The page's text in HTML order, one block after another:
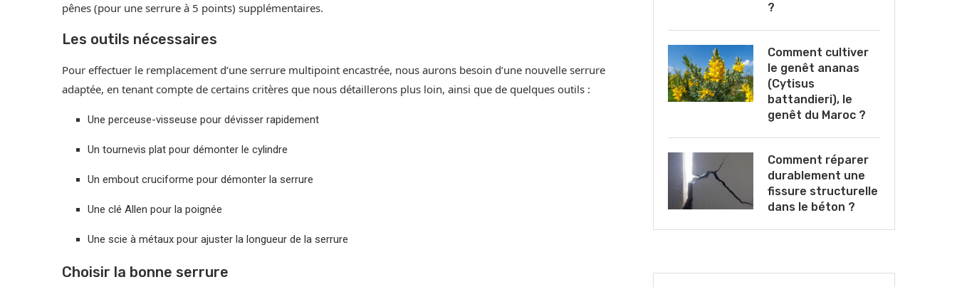
pênes (pour une serrure à 5 points) supplémentaires.
Les outils nécessaires
Pour effectuer le remplacement d’une serrure multipoint encastrée, nous aurons besoin d’une nouvelle serrure
adaptée, en tenant compte de certains critères que nous détaillerons plus loin, ainsi que de quelques outils :
Une perceuse-visseuse pour dévisser rapidement
Un tournevis plat pour démonter le cylindre
Un embout cruciforme pour démonter la serrure
Une clé Allen pour la poignée
Une scie à métaux pour ajuster la longueur de la serrure
Choisir la bonne serrure
?
Comment cultiver
le genêt ananas
(Cytisus
battandieri), le
genêt du Maroc ?
Comment réparer
durablement une
fissure structurelle
dans le béton ?